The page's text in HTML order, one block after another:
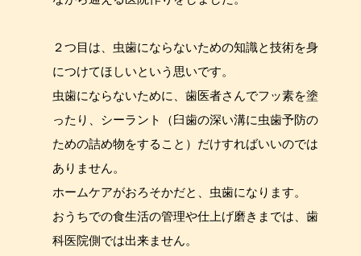
２つ目は、虫歯にならないための知識と技術を身
につけてほしいという思いです。
虫歯にならないために、歯医者さんでフッ素を塗
ったり、シーラント（臼歯の深い溝に虫歯予防の
ための詰め物をすること）だけすればいいのでは
ありません。
ホームケアがおろそかだと、虫歯になります。
おうちでの食生活の管理や仕上げ磨きまでは、歯
科医院側では出来ません。